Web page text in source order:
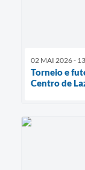
02 MAI 2026 -
Torneio e
Centro de